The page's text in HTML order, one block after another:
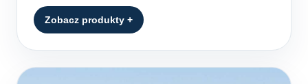
Zobacz produkty +